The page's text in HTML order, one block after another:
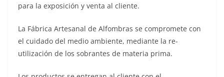
para la exposición y venta al cliente.
La Fábrica Artesanal de Alfombras se compromete con
el cuidado del medio ambiente, mediante la re-
utilización de los sobrantes de materia prima.